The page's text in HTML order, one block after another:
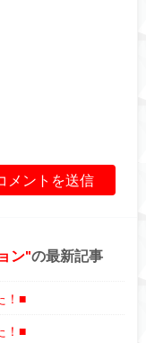
ン の最新記事
！■
！■